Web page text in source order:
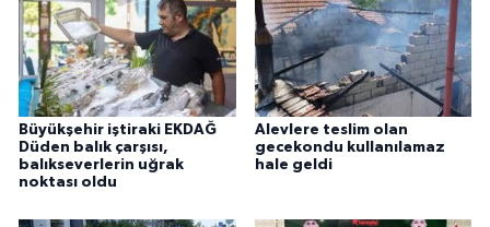
Büyükşehir iştiraki EKDAĞ
Düden balık çarşısı,
balıkseverlerin uğrak
noktası oldu
Alevlere teslim olan
gecekondu kullanılamaz
hale geldi